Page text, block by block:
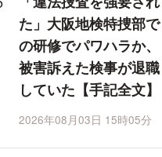
た」大阪地検特捜部で
の研修でパワハラか、
被害訴えた検事が退職
していた【手記全文】
2026年08月03日 15時05分